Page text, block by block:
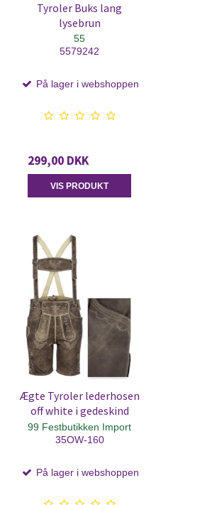
Tyroler Buks lang
lysebrun
55
5579242
På lager i webshoppen
299,00 DKK
VIS PRODUKT
Ægte Tyroler lederhosen
off white i gedeskind
99 Festbutikken Import
35OW-160
På lager i webshoppen